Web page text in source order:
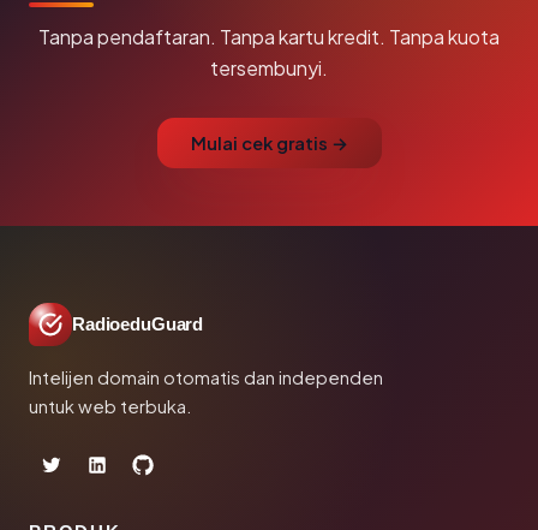
Tanpa pendaftaran. Tanpa kartu kredit. Tanpa kuota
tersembunyi.
Mulai cek gratis →
RadioeduGuard
Intelijen domain otomatis dan independen
untuk web terbuka.